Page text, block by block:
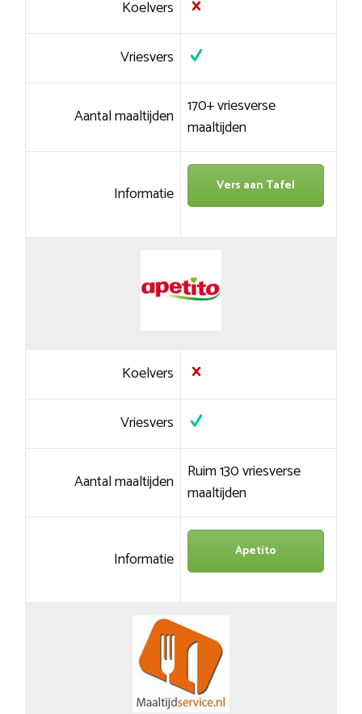
Koelvers
Vriesvers
Aantal maaltijden 170+ vriesverse
maaltijden
Informatie Vers aan Tafel
Koelvers
Vriesvers
Aantal maaltijden Ruim 130 vriesverse
maaltijden
Informatie Apetito